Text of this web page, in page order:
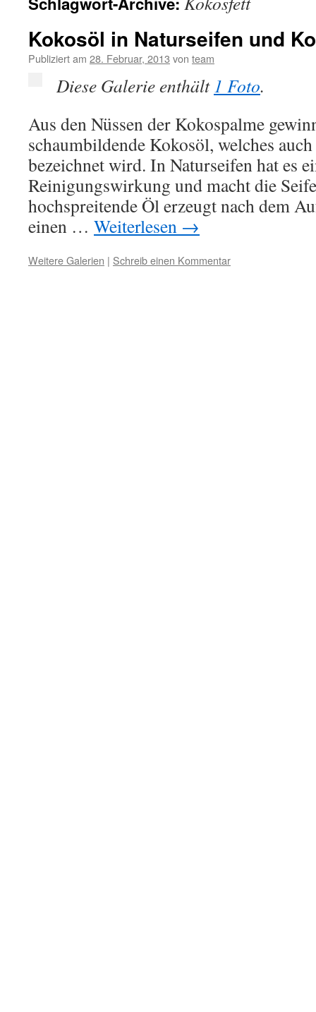
Kokosöl in Naturseifen und
Publiziert am 28. Februar, 2013 von team
Diese Galerie enthält1 Foto.
Aus den Nüssen der Kokospalme
schaumbildende Kokosöl, welches
bezeichnet wird. In Naturseifen hat es
Reinigungswirkung und macht die
hochspreitende Öl erzeugt nach dem
einen … Weiterlesen →
Weitere Galerien | Schreib einen Kommentar